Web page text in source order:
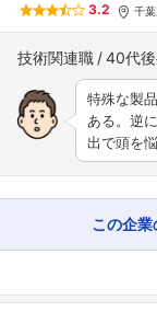
3.2 千
技術関連職 40代
特殊な製
ある。逆
出で頭を
この企